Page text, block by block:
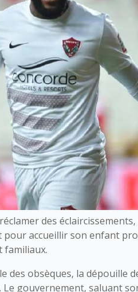
des
pour accueillir son enfant
familiaux.
des obsèques, la dépouille
gouvernement, saluant